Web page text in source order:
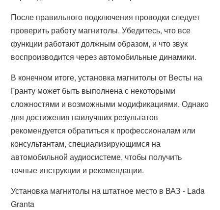
После правильного подключения проводки следует
проверить работу магнитолы. Убедитесь, что все
функции работают должным образом, и что звук
воспроизводится через автомобильные динамики.
В конечном итоге, установка магнитолы от Весты на
Гранту может быть выполнена с некоторыми
сложностями и возможными модификациями. Однако
для достижения наилучших результатов
рекомендуется обратиться к профессионалам или
консультантам, специализирующимся на
автомобильной аудиосистеме, чтобы получить
точные инструкции и рекомендации.
Установка магнитолы на штатное место в ВАЗ - Lada
Granta